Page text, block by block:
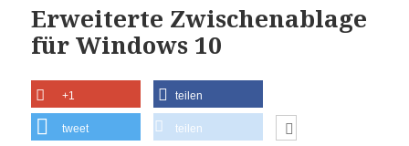
Erweiterte Zwischenablage
für Windows 10
+1 teilen
tweet teilen